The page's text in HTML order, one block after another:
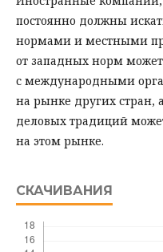
постоянно должны
нормами и местными
от западных норм
с международными
на рынке других стран,
деловых традиций
на этом рынке.
СКАЧИВАНИЯ